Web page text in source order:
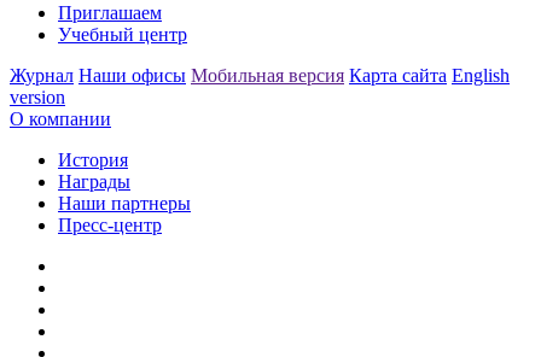
Приглашаем
Учебный центр
Журнал Наши офисы Мобильная версия Карта сайта English
version
О компании
История
Награды
Наши партнеры
Пресс-центр